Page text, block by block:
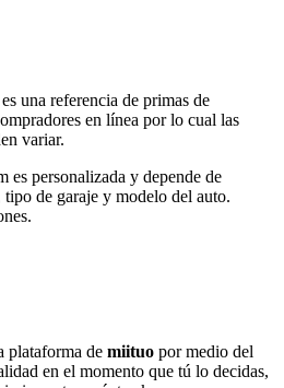
una referencia de primas de
en línea por lo cual las
variar.
es personalizada y depende de
de garaje y modelo del auto.
plataforma de miituo por medio del
en el momento que tú lo decidas,